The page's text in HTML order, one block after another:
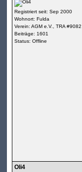
Registriert seit: Sep 2000
Wohnort: Fulda
Verein: AGM e.V., TRA
Beiträge: 1601
Status: Offline
Oli4